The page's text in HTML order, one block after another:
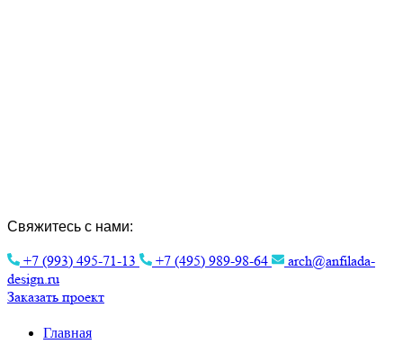
Свяжитесь с нами:
+7 (993) 495-71-13 +7 (495) 989-98-64
arch@anfilada-
design.ru
Заказать проект
Главная